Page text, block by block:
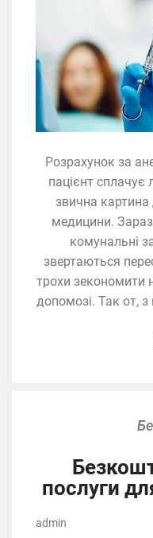
Розрахунок за
пацієнт сплачує
звична картина
медицини.
комунальні
звертаються
трохи зекономити
допомозі. Так от, з
послуги
admin